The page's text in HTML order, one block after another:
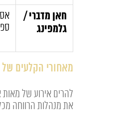
חאן מדברי /
גלמפינג
מאחורי הקלעים
את מנהלות הרווחה